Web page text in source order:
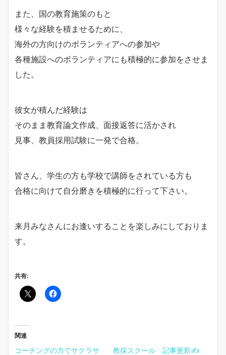
また、国の教育施策のもと
様々な経験を積ませるために、
海外の方向けのボランティアへの参加や
各種施設へのボランティアにも積極的に参加をさせま
した。
彼女が積んだ経験は
そのまま教育論文作成、面接返答に活かされ
見事、教員採用試験に一発で合格。
皆さん、学生の方も学校で講師をされている方も
合格に向けて自分磨きを積極的に行って下さい。
来月みなさんにお逢いすることを楽しみにしておりま
す。
共有:
関連
コーチングの力でサクラサ
教採スクール 記事更新✍️